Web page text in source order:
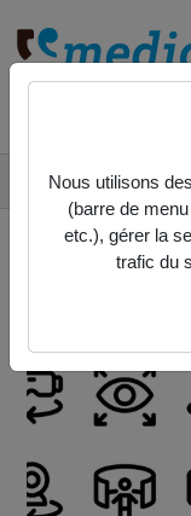
Journée INSPE
Nous utilisons
(barre de
etc.), gérer la
trafic du